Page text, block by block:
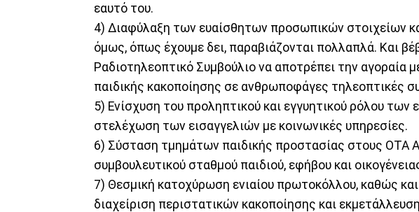
εαυτό του.
4) Διαφύλαξη των ευαίσθητων προσωπικών στοιχείων
όμως, όπως έχουμε δει, παραβιάζονται πολλαπλά. Και
Ραδιοτηλεοπτικό Συμβούλιο να αποτρέπει την
παιδικής κακοποίησης σε ανθρωποφάγες τηλεοπτικές
5) Ενίσχυση του προληπτικού και εγγυητικού ρόλου των
στελέχωση των εισαγγελιών με κοινωνικές υπηρεσίες.
6) Σύσταση τμημάτων παιδικής προστασίας στους ΟΤΑ
συμβουλευτικού σταθμού παιδιού, εφήβου και
7) Θεσμική κατοχύρωση ενιαίου πρωτοκόλλου, καθώς και
διαχείριση περιστατικών κακοποίησης και